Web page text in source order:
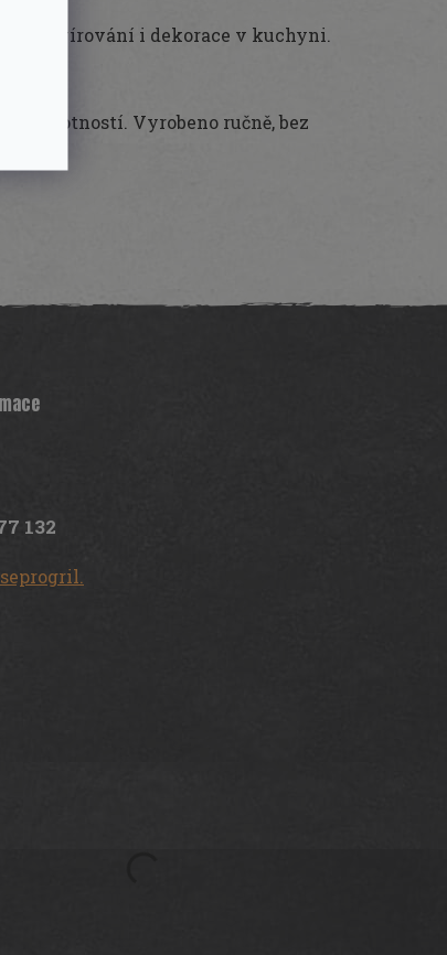
servírování i dekorace v kuchyni.
životností. Vyrobeno ručně, bez
132